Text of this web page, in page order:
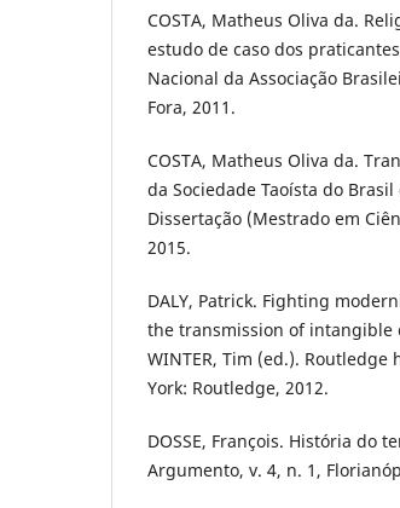
COSTA, Matheus Oliva da.
estudo de caso dos
Nacional da Associação
Fora, 2011.
COSTA, Matheus Oliva da.
da Sociedade Taoísta do
Dissertação (Mestrado em
2015.
DALY, Patrick. Fighting
the transmission of intangible
WINTER, Tim (ed.).
York: Routledge, 2012.
DOSSE, François. História do
Argumento, v. 4, n. 1,